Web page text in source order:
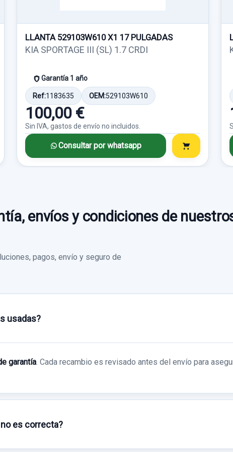
LLANTA 529103W610 X1 17 PULGADAS
KIA SPORTAGE III (SL) 1.7 CRDI
Garantía 1 año
Ref:1183635 OEM:529103W610
100,00 €
Sin IVA, gastos de envío no incluidos.
Consultar por whatsapp
envíos y condiciones de
pagos, envío y seguro de
usadas?
garantía. Cada recambio es revisado antes del envío para
es correcta?